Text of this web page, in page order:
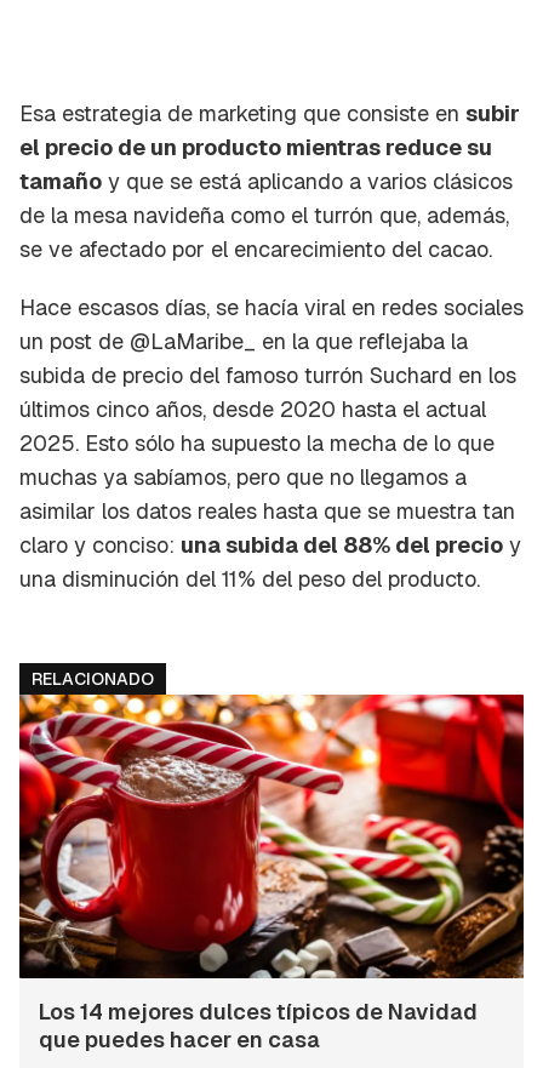
Esa estrategia de marketing que consiste en subir
el precio de un producto mientras reduce su
tamaño y que se está aplicando a varios clásicos
de la mesa navideña como el turrón que, además,
se ve afectado por el encarecimiento del cacao.
Hace escasos días, se hacía viral en redes sociales
un post de @LaMaribe_ en la que reflejaba la
subida de precio del famoso turrón Suchard en los
últimos cinco años, desde 2020 hasta el actual
2025. Esto sólo ha supuesto la mecha de lo que
muchas ya sabíamos, pero que no llegamos a
asimilar los datos reales hasta que se muestra tan
claro y conciso: una subida del 88% del precio y
una disminución del 11% del peso del producto.
RELACIONADO
Los 14 mejores dulces típicos de Navidad
que puedes hacer en casa